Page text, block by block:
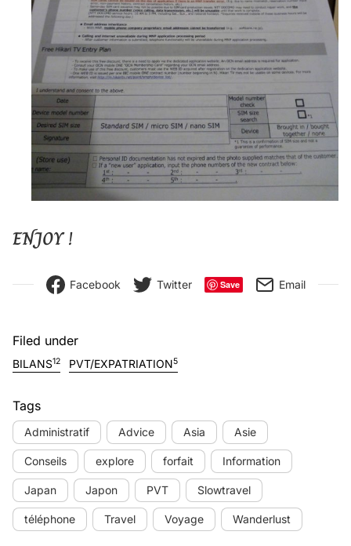
ENJOY !
Facebook Twitter Save Email
Filed under
BILANS12 PVT/EXPATRIATION5
Tags
Administratif Advice Asia Asie
Conseils explore forfait Information
Japan Japon PVT Slowtravel
téléphone Travel Voyage Wanderlust